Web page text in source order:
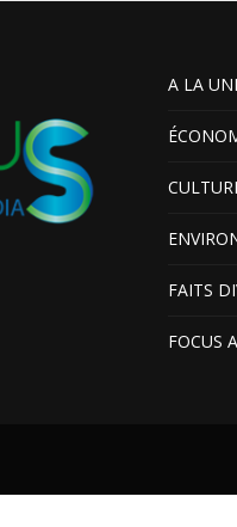
A LA
FAITS
FOCUS